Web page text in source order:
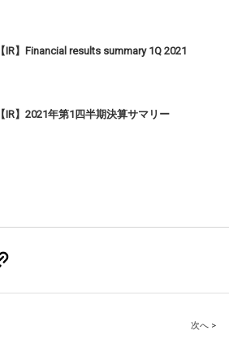
【IR】Financial results summary 1Q 2021
【IR】2021年第1四半期決算サマリー
次へ >